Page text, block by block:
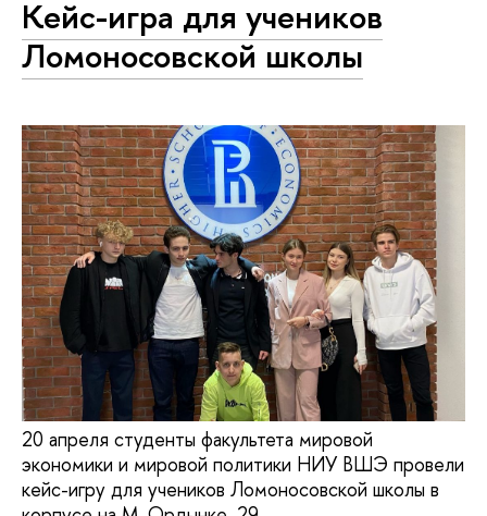
Кейс-игра для учеников
Ломоносовской школы
20 апреля студенты факультета мировой
экономики и мировой политики НИУ ВШЭ провели
кейс-игру для учеников Ломоносовской школы в